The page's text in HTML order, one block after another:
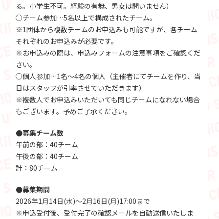
る。小学生不可。経験の有無、男女は問いません）
○チーム参加…5名以上で構成されたチーム。
※1団体から複数チームのお申込みも可能ですが、各チーム
それぞれのお申込みが必要です。
※お申込みの際は、申込みフォームの注意事項をご確認くだ
さい。
○個人参加…1名～4名の個人（主催者にてチームを作り、当
日はスタッフが引率させていただきます）
※複数人でお申込みいただいても同じチームになれない場合
もございます。予めご了承ください。
●募集チーム数
午前の部：40チーム
午後の部：40チーム
計：80チーム
●募集期間
2026年1月14日(水)～2月16日(月)17:00まで
※申込受付後、受付完了の確認メールを自動送信いたしま